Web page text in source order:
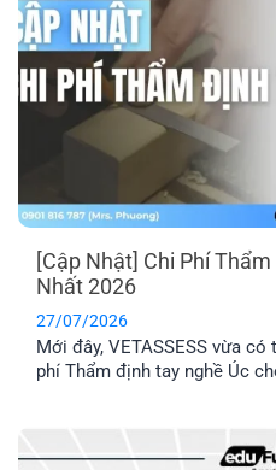
[Cập Nhật] Chi Phí
Nhất 2026
27/07/2026
Mới đây, VETASSESS vừa
phí Thẩm định tay nghề Úc